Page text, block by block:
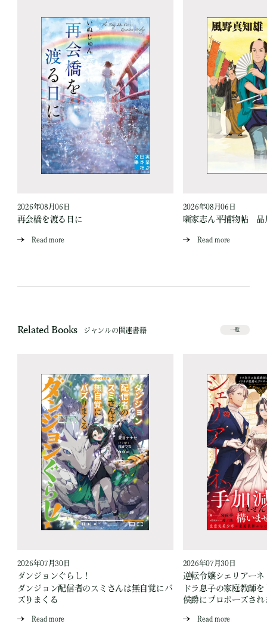
2026年08月06日
再会橋を渡る日に
Read more
2026年08月06日
噺家志ん平捕物帖 品
Read more
Related Books ジャンルの関連書籍 一覧
2026年07月30日
ダンジョンぐらし！
ダンジョン配信者のスミさんは無自覚にバ
ズりまくる
Read more
2026年07月30日
逆転令嬢シェリアーネ
ドラ息子の家庭教師
侯爵にプロポーズされ
Read more